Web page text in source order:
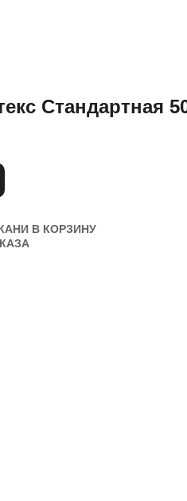
Стандартная
В КОРЗИНУ